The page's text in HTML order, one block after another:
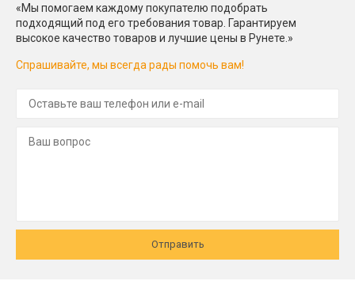
«Мы помогаем каждому покупателю подобрать
подходящий под его требования товар. Гарантируем
высокое качество товаров и лучшие цены в Рунете.»
Спрашивайте, мы всегда рады помочь вам!
Отправить